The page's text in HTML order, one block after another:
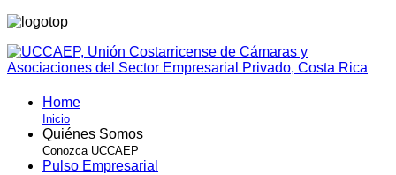
Home
Inicio
Quiénes Somos
Conozca UCCAEP
Pulso Empresarial